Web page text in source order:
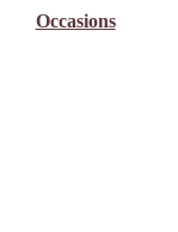
Occasions